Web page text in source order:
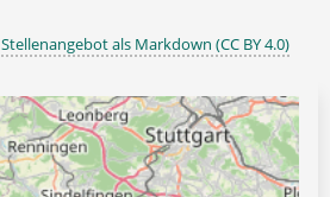
Stellenangebot als Markdown (CC BY 4.0)